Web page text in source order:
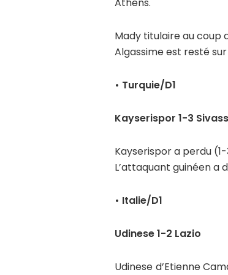
Athens.
Mady titulaire au coup
Algassime est resté
• Turquie/D1
Kayserispor 1-3
Kayserispor a perdu
L’attaquant guinéen a
• Italie/D1
Udinese 1-2 Lazio
Udinese d’Etienne